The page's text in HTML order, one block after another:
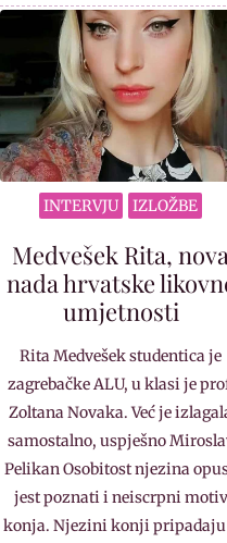
INTERVJU IZLOŽBE
Medvešek Rita,
nada hrvatske
umjetnosti
Rita Medvešek studentica je
zagrebačke ALU, u klasi je
Zoltana Novaka. Već je
samostalno, uspješno
Pelikan Osobitost njezina
jest poznati i neiscrpni motiv
konja. Njezini konji